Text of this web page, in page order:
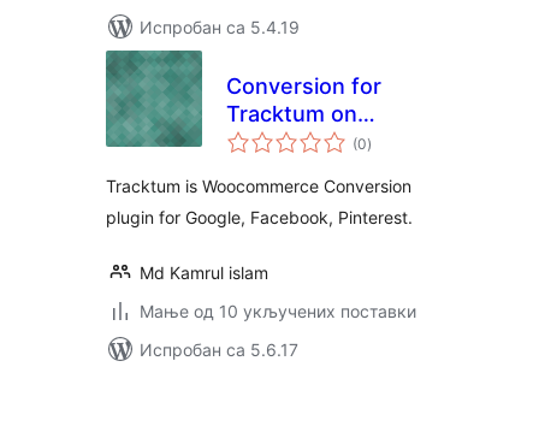
Испробан са 5.4.19
Conversion for
Tracktum on
Woocommerce
(0укупних
оцена
)
Tracktum is Woocommerce Conversion
plugin for Google, Facebook, Pinterest.
Md Kamrul islam
Мање од 10 укључених поставки
Испробан са 5.6.17